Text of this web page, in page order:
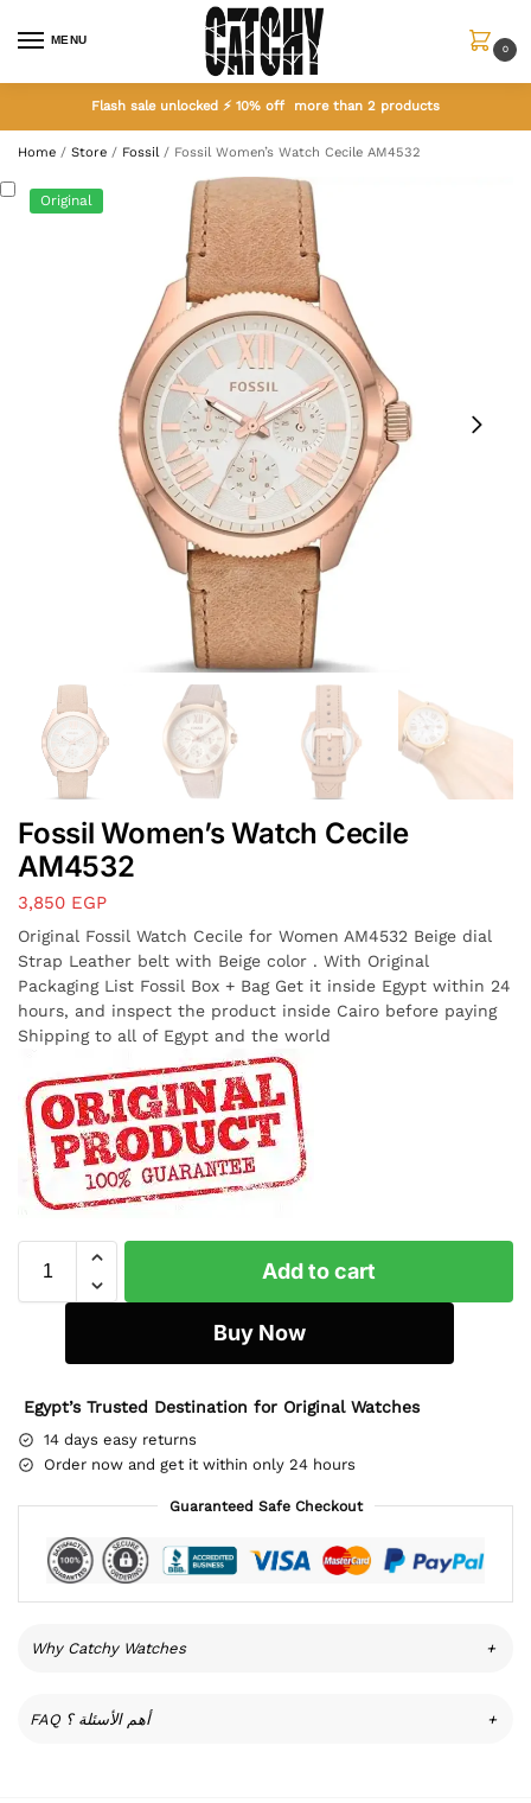
MENU
0
Flash sale unlocked ⚡ 10% off more than 2 products
Home / Store / Fossil / Fossil Women’s Watch Cecile AM4532
Original
Fossil Women’s Watch Cecile
AM4532
3,850 EGP
Original Fossil Watch Cecile for Women AM4532 Beige dial
Strap Leather belt with Beige color . With Original
Packaging List Fossil Box + Bag Get it inside Egypt within 24
hours, and inspect the product inside Cairo before paying
Shipping to all of Egypt and the world
Add to cart
Buy Now
Egypt’s Trusted Destination for Original Watches
14 days easy returns
Order now and get it within only 24 hours
Guaranteed Safe Checkout
Why Catchy Watches +
FAQ أهم الأسئلة ؟ +